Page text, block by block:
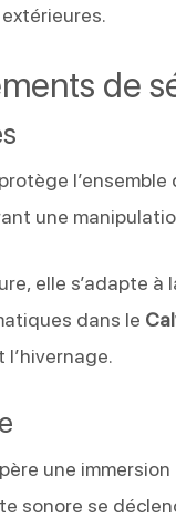
de
protège l’ensemble
une
elle s’adapte
dans le
une
sonore se